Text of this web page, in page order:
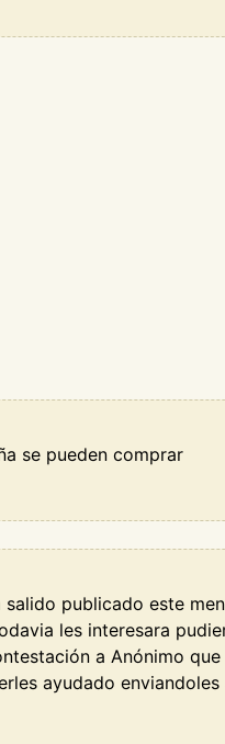
se pueden comprar
publicado este
les interesara
a Anónimo
ayudado